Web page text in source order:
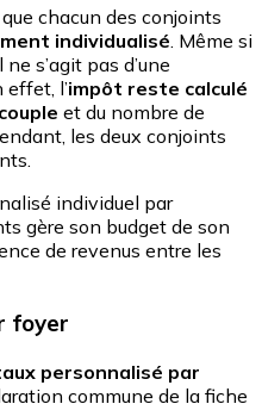
chacun des conjoints
individualisé. Même si
ne s’agit pas d’une
l’impôt reste calculé
et du nombre de
les deux conjoints
individuel par
gère son budget de son
de revenus entre les
foyer
personnalisé par
commune de la fiche